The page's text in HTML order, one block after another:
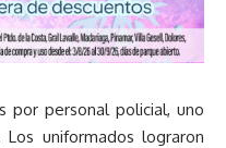
por personal policial, uno
uniformados lograron